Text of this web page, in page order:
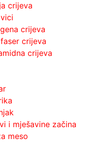
crijeva
crijeva
crijeva
crijeva
i mješavine začina
meso